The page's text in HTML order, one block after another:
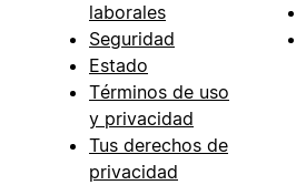
laborales
Seguridad
Estado
Términos de uso
y privacidad
Tus derechos de
privacidad